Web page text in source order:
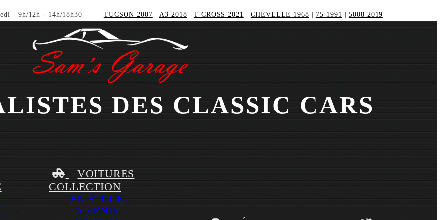
- 9h/12h - 14h/18h30 TUCSON 2007 A3 2018 T-CROSS 2021 CHEVELLE 1968 75 1991 5008 2019
DES CLASSIC CARS
VOITURES
COLLECTION
EN STOCK
A VENIR